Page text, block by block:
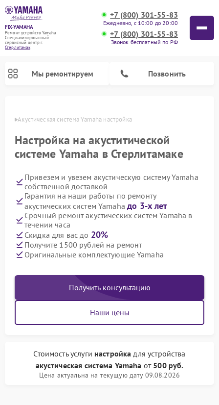
FIX-YAMAHA
Ремонт устройств Yamaha
Специализированный
cервисный центр г.
Стерлитамак
+7 (800) 301-55-83
Ежедневно, с 10:00 до 20:00
+7 (800) 301-55-83
Звонок бесплатный по РФ
Мы ремонтируем Позвонить
Акустическая система Yamaha настройка
Настройка на акуститической
системе Yamaha в Стерлитамаке
Привезем и увезем акустическую систему Yamaha
собственной доставкой
Гарантия на наши работы по ремонту
акустических систем Yamahaдо 3-х лет
Срочный ремонт акустических систем Yamaha в
течении часа
Скидка для вас до 20%
Получите 1500 рублей на ремонт
Оригинальные комплектующие Yamaha
Получить консультацию
Наши цены
Стоимость услуги настройка для устройства
акустическая система Yamaha от 500 руб.
Цена актуальна на текущую дату 09.08.2026